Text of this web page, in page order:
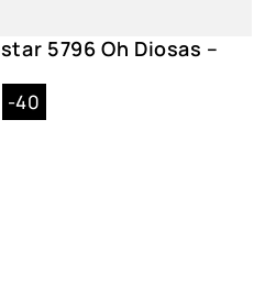
5796 Oh Diosas –
-40